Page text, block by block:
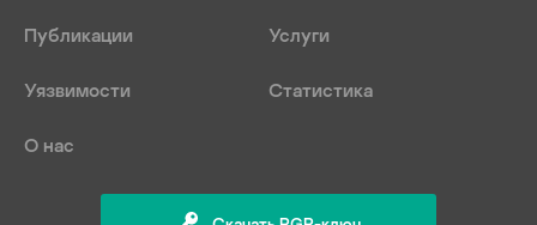
Публикации Услуги
Уязвимости Статистика
О нас